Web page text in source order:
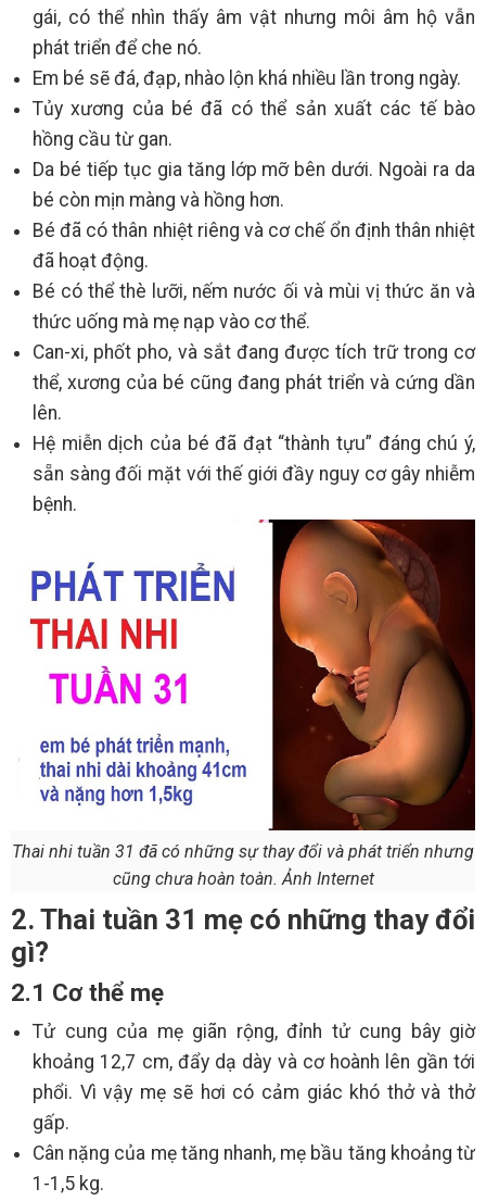
gái, có thể nhìn thấy âm vật nhưng môi âm hộ vẫn
phát triển để che nó.
Em bé sẽ đá, đạp, nhào lộn khá nhiều lần trong ngày.
Tủy xương của bé đã có thể sản xuất các tế bào
hồng cầu từ gan.
Da bé tiếp tục gia tăng lớp mỡ bên dưới. Ngoài ra da
bé còn mịn màng và hồng hơn.
Bé đã có thân nhiệt riêng và cơ chế ổn định thân nhiệt
đã hoạt động.
Bé có thể thè lưỡi, nếm nước ối và mùi vị thức ăn và
thức uống mà mẹ nạp vào cơ thể.
Can-xi, phốt pho, và sắt đang được tích trữ trong cơ
thể, xương của bé cũng đang phát triển và cứng dần
lên.
Hệ miễn dịch của bé đã đạt “thành tựu” đáng chú ý,
sẵn sàng đối mặt với thế giới đầy nguy cơ gây nhiễm
bệnh.
Thai nhi tuần 31 đã có những sự thay đổi và phát triển nhưng
cũng chưa hoàn toàn. Ảnh Internet
2. Thai tuần 31 mẹ có những thay đổi
gì?
2.1 Cơ thể mẹ
Tử cung của mẹ giãn rộng, đỉnh tử cung bây giờ
khoảng 12,7 cm, đẩy dạ dày và cơ hoành lên gần tới
phổi. Vì vậy mẹ sẽ hơi có cảm giác khó thở và thở
gấp.
Cân nặng của mẹ tăng nhanh, mẹ bầu tăng khoảng từ
1-1,5 kg.